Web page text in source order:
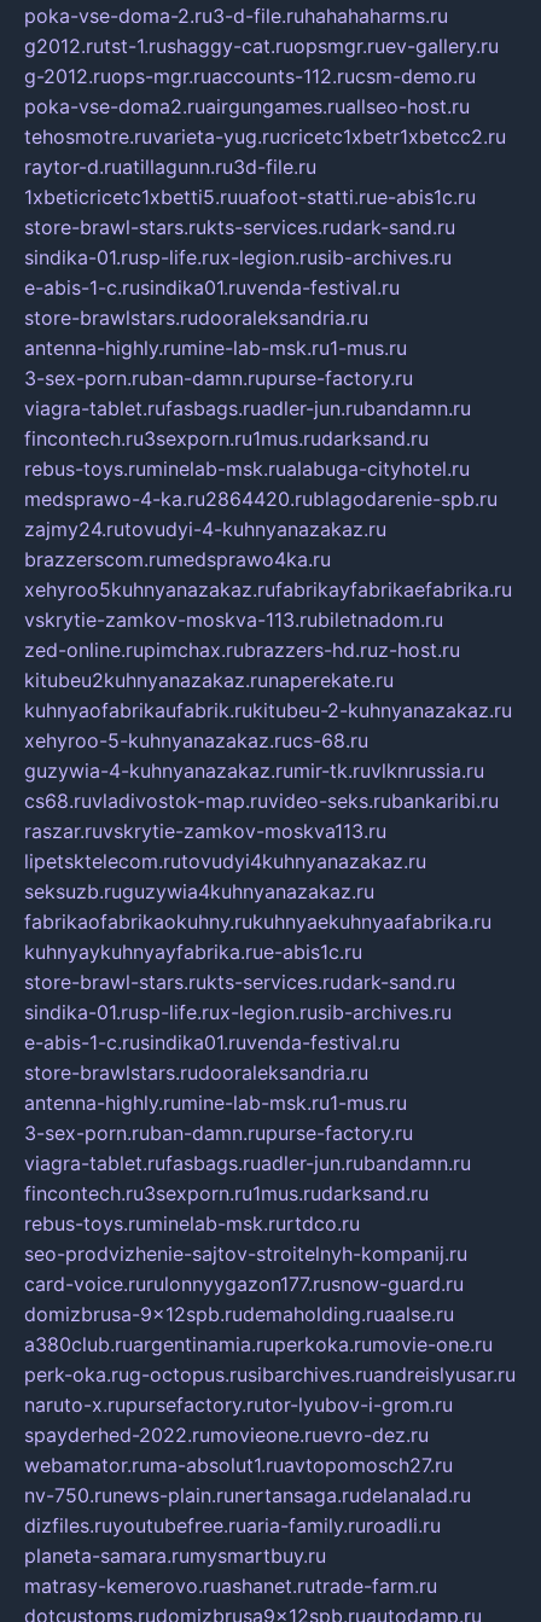
poka-vse-doma-2.ru3-d-file.ruhahahaharms.ru
g2012.rutst-1.rushaggy-cat.ruopsmgr.ruev-gallery.ru
g-2012.ruops-mgr.ruaccounts-112.rucsm-demo.ru
poka-vse-doma2.ruairgungames.ruallseo-host.ru
tehosmotre.ruvarieta-yug.rucricetc1xbetr1xbetcc2.ru
raytor-d.ruatillagunn.ru3d-file.ru
1xbeticricetc1xbetti5.ruuafoot-statti.rue-abis1c.ru
store-brawl-stars.rukts-services.rudark-sand.ru
sindika-01.rusp-life.rux-legion.rusib-archives.ru
e-abis-1-c.rusindika01.ruvenda-festival.ru
store-brawlstars.rudooraleksandria.ru
antenna-highly.rumine-lab-msk.ru1-mus.ru
3-sex-porn.ruban-damn.rupurse-factory.ru
viagra-tablet.rufasbags.ruadler-jun.rubandamn.ru
fincontech.ru3sexporn.ru1mus.rudarksand.ru
rebus-toys.ruminelab-msk.rualabuga-cityhotel.ru
medsprawo-4-ka.ru2864420.rublagodarenie-spb.ru
zajmy24.rutovudyi-4-kuhnyanazakaz.ru
brazzerscom.rumedsprawo4ka.ru
xehyroo5kuhnyanazakaz.rufabrikayfabrikaefabrika.ru
vskrytie-zamkov-moskva-113.rubiletnadom.ru
zed-online.rupimchax.rubrazzers-hd.ruz-host.ru
kitubeu2kuhnyanazakaz.runaperekate.ru
kuhnyaofabrikaufabrik.rukitubeu-2-kuhnyanazakaz.ru
xehyroo-5-kuhnyanazakaz.rucs-68.ru
guzywia-4-kuhnyanazakaz.rumir-tk.ruvlknrussia.ru
cs68.ruvladivostok-map.ruvideo-seks.rubankaribi.ru
raszar.ruvskrytie-zamkov-moskva113.ru
lipetsktelecom.rutovudyi4kuhnyanazakaz.ru
seksuzb.ruguzywia4kuhnyanazakaz.ru
fabrikaofabrikaokuhny.rukuhnyaekuhnyaafabrika.ru
kuhnyaykuhnyayfabrika.rue-abis1c.ru
store-brawl-stars.rukts-services.rudark-sand.ru
sindika-01.rusp-life.rux-legion.rusib-archives.ru
e-abis-1-c.rusindika01.ruvenda-festival.ru
store-brawlstars.rudooraleksandria.ru
antenna-highly.rumine-lab-msk.ru1-mus.ru
3-sex-porn.ruban-damn.rupurse-factory.ru
viagra-tablet.rufasbags.ruadler-jun.rubandamn.ru
fincontech.ru3sexporn.ru1mus.rudarksand.ru
rebus-toys.ruminelab-msk.rurtdco.ru
seo-prodvizhenie-sajtov-stroitelnyh-kompanij.ru
card-voice.rurulonnyygazon177.rusnow-guard.ru
domizbrusa-9x12spb.rudemaholding.ruaalse.ru
a380club.ruargentinamia.ruperkoka.rumovie-one.ru
perk-oka.rug-octopus.rusibarchives.ruandreislyusar.ru
naruto-x.rupursefactory.rutor-lyubov-i-grom.ru
spayderhed-2022.rumovieone.ruevro-dez.ru
webamator.ruma-absolut1.ruavtopomosch27.ru
nv-750.runews-plain.runertansaga.rudelanalad.ru
dizfiles.ruyoutubefree.ruaria-family.ruroadli.ru
planeta-samara.rumysmartbuy.ru
matrasy-kemerovo.ruashanet.rutrade-farm.ru
dotcustoms.rudomizbrusa9x12spb.ruautodamp.ru